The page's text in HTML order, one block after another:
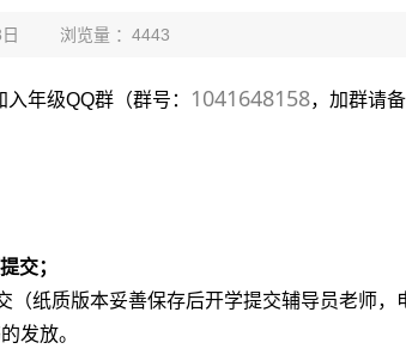
浏览量 ：4443
入年级QQ群（群号： 1041648158，加群请
交；
（纸质版本妥善保存后开学提交辅导员老师，
发放。